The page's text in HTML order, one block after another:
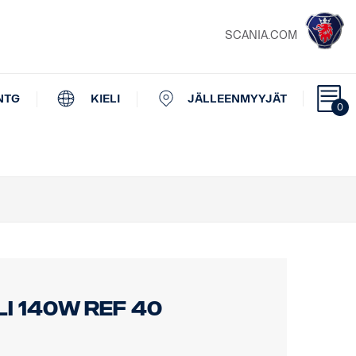
SCANIA.COM
0
KIELI JÄLLEENMYYJÄT
140W REF 40